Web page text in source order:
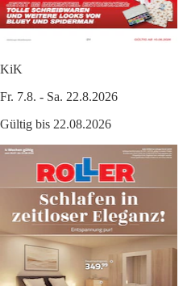
KiK
Fr. 7.8. - Sa. 22.8.2026
Gültig bis 22.08.2026